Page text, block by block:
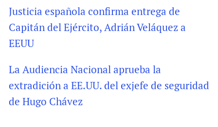
Justicia española confirma entrega de
Capitán del Ejército, Adrián Veláquez a
EEUU
La Audiencia Nacional aprueba la
extradición a EE.UU. del exjefe de seguridad
de Hugo Chávez